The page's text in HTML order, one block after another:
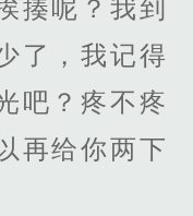
揍呢？我到
了，我记得
吧？疼不疼
再给你两下